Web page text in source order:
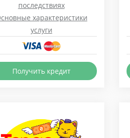
последствиях
характеристики
услуги
Получить кредит